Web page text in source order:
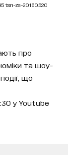
tsn-za-20160520
про
та шоу-
що
у Youtube